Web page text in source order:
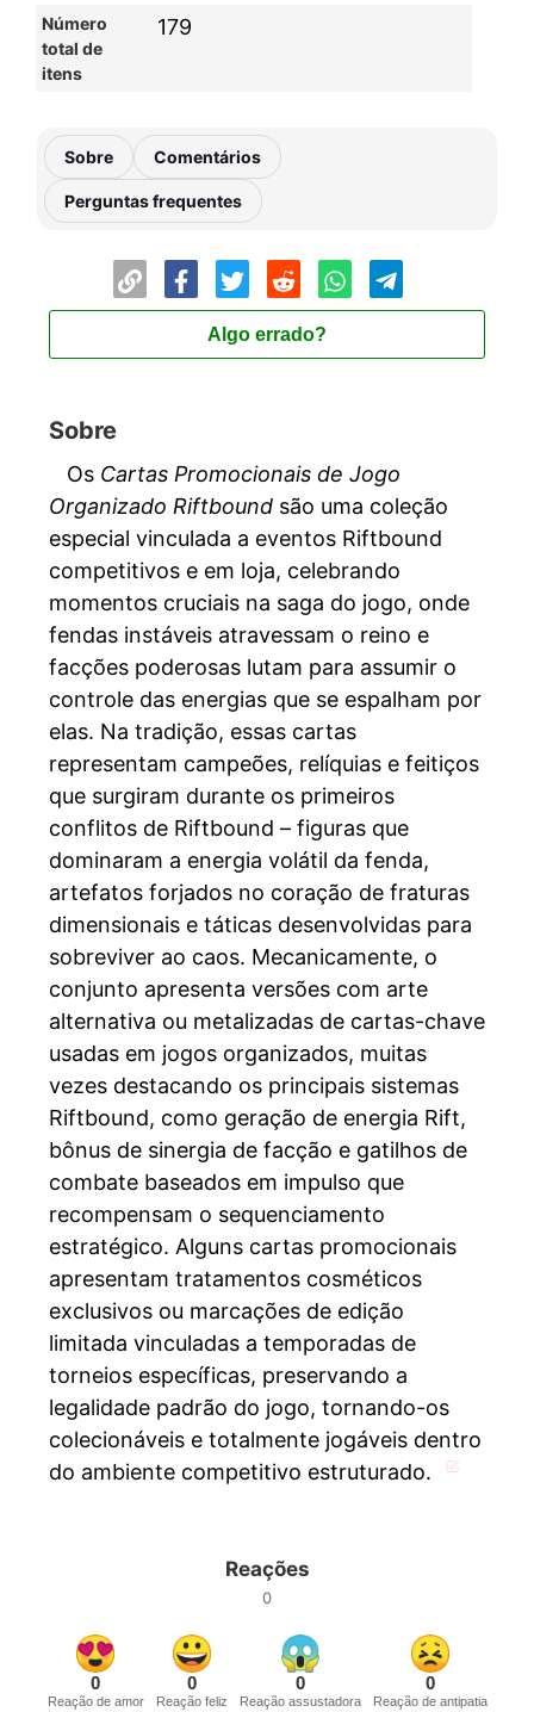
Número
total de
itens
179
Sobre Comentários
Perguntas frequentes
Algo errado?
Sobre
Os Cartas Promocionais de Jogo
Organizado Riftbound são uma coleção
especial vinculada a eventos Riftbound
competitivos e em loja, celebrando
momentos cruciais na saga do jogo, onde
fendas instáveis ​​atravessam o reino e
facções poderosas lutam para assumir o
controle das energias que se espalham por
elas. Na tradição, essas cartas
representam campeões, relíquias e feitiços
que surgiram durante os primeiros
conflitos de Riftbound – figuras que
dominaram a energia volátil da fenda,
artefatos forjados no coração de fraturas
dimensionais e táticas desenvolvidas para
sobreviver ao caos. Mecanicamente, o
conjunto apresenta versões com arte
alternativa ou metalizadas de cartas-chave
usadas em jogos organizados, muitas
vezes destacando os principais sistemas
Riftbound, como geração de energia Rift,
bônus de sinergia de facção e gatilhos de
combate baseados em impulso que
recompensam o sequenciamento
estratégico. Alguns cartas promocionais
apresentam tratamentos cosméticos
exclusivos ou marcações de edição
limitada vinculadas a temporadas de
torneios específicas, preservando a
legalidade padrão do jogo, tornando-os
colecionáveis ​​e totalmente jogáveis ​​dentro
do ambiente competitivo estruturado.
Reações
0
0
Reação de amor
0
Reação feliz
0
Reação assustadora
0
Reação de antipatia